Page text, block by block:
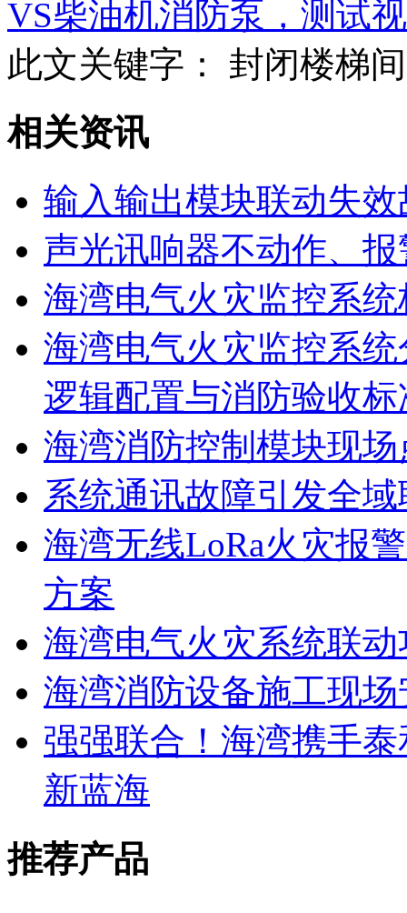
VS柴油机消防泵，测试
此文关键字：
封闭楼梯
相关资讯
输入输出模块联动失效
声光讯响器不动作、
海湾电气火灾监控系
海湾电气火灾监控系
逻辑配置与消防验收标
海湾消防控制模块现
系统通讯故障引发全
海湾无线LoRa火灾报
方案
海湾电气火灾系统联
海湾消防设备施工现
强强联合！海湾携手
新蓝海
推荐产品